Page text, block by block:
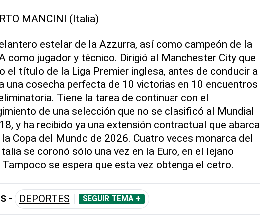
MANCINI (Italia)
estelar de la Azzurra, así como campeón de la
como jugador y técnico. Dirigió al Manchester City que
el título de la Liga Premier inglesa, antes de conducir a
una cosecha perfecta de 10 victorias en 10 encuentros
Tiene la tarea de continuar con el
de una selección que no se clasificó al Mundial
y ha recibido ya una extensión contractual que abarca
Copa del Mundo de 2026. Cuatro veces monarca del
se coronó sólo una vez en la Euro, en el lejano
Tampoco se espera que esta vez obtenga el cetro.
- DEPORTES SEGUIR TEMA +